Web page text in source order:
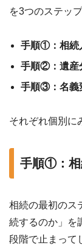
を3つのステッ
手順①：相続
手順②：遺産
手順③：名義
それぞれ個別に
手順①：相
相続の最初のス
続するのか」を
段階で止まって